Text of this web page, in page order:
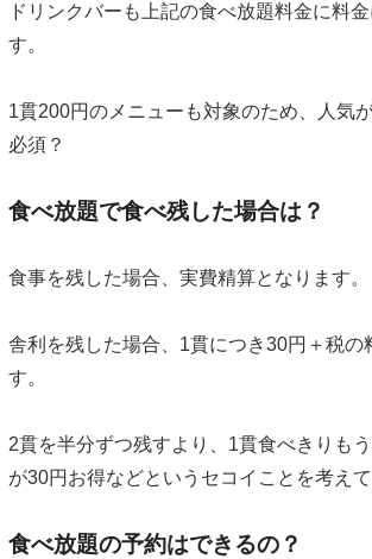
ドリンクバーも上記の食べ放題料金に料
す。
1貫200円のメニューも対象のため、人気
必須？
食べ放題で食べ残した場合は？
食事を残した場合、実費精算となります。
舎利を残した場合、1貫につき30円＋税の
す。
2貫を半分ずつ残すより、1貫食べきりも
が30円お得などというセコイことを考えて
食べ放題の予約はできるの？